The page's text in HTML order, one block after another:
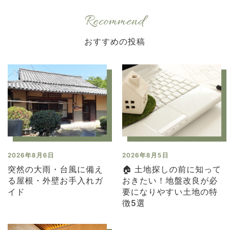
Recommend
2026年8月6日
突然の大雨・台風に備え
る屋根・外壁お手入れガ
イド
2026年8月5日
🏠 土地探しの前に知って
おきたい！地盤改良が必
要になりやすい土地の特
徴5選